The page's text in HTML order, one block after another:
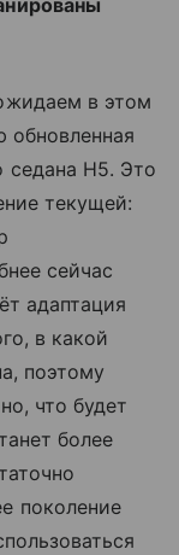
в этом
седана H5. Это
текущей:
сейчас
адаптация
в какой
поэтому
что будет
более
поколение